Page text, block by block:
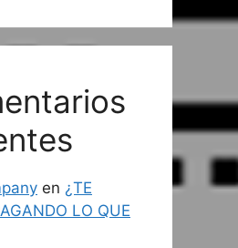
en ¿TE
LO QUE